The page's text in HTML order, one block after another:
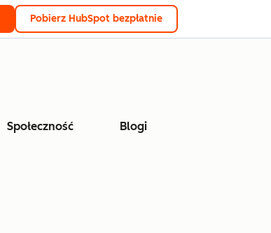
Pobierz HubSpot bezpłatnie
Społeczność Blogi